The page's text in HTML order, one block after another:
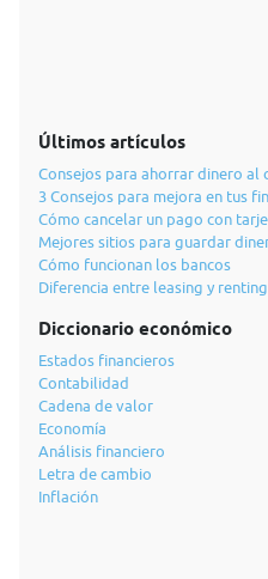
Últimos artículos
Consejos para ahorrar dinero al
3 Consejos para mejora en tus
Cómo cancelar un pago con
Mejores sitios para guardar
Cómo funcionan los bancos
Diferencia entre leasing y renting
Diccionario económico
Estados financieros
Contabilidad
Cadena de valor
Economía
Análisis financiero
Letra de cambio
Inflación